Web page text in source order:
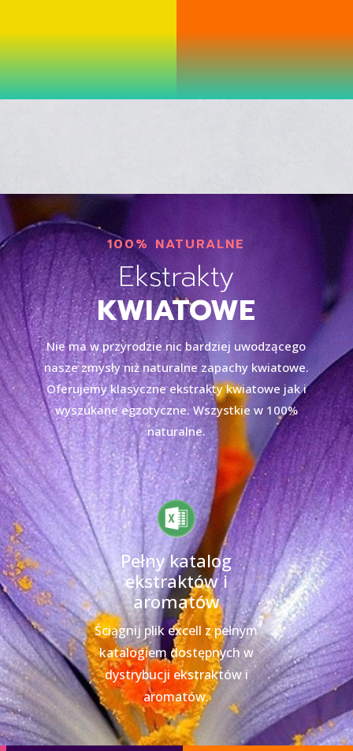
100% NATURALNE
Ekstrakty
KWIATOWE
Nie ma w przyrodzie nic bardziej uwodzącego
nasze zmysły niż naturalne zapachy kwiatowe.
Oferujemy klasyczne ekstrakty kwiatowe jak i
wyszukane egzotyczne. Wszystkie w 100%
naturalne.
Pełny katalog
ekstraktów i
aromatów
Ściągnij plik excell z pełnym
katalogiem dostępnych w
dystrybucji ekstraktów i
aromatów.